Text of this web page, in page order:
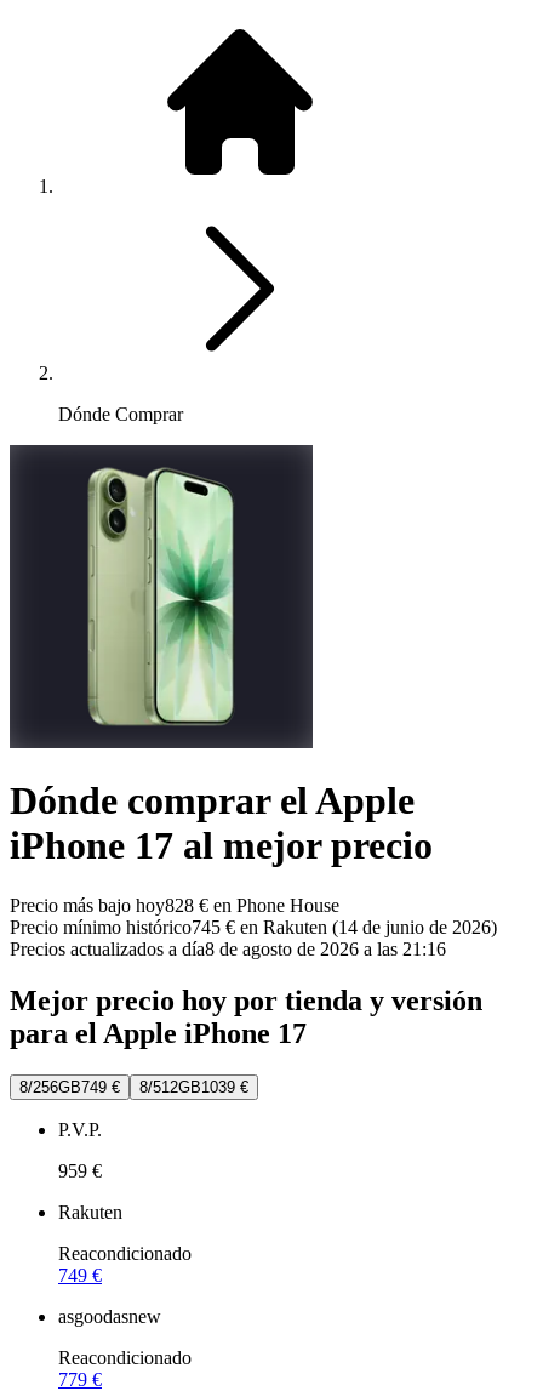
Dónde Comprar
Dónde comprar el Apple
iPhone 17 al mejor precio
Precio más bajo hoy828 € en Phone House
Precio mínimo histórico745 € en Rakuten (14 de junio de 2026)
Precios actualizados a día8 de agosto de 2026 a las 21:16
Mejor precio hoy por tienda y versión
para el Apple iPhone 17
8/256GB749 € 8/512GB1039 €
P.V.P.
959 €
Rakuten
Reacondicionado
749 €
asgoodasnew
Reacondicionado
779 €